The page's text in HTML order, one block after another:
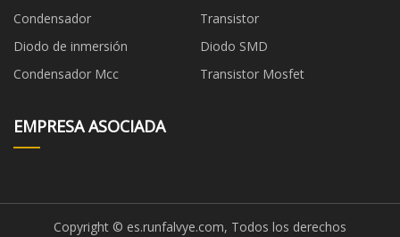
Condensador
Transistor
Diodo de inmersión
Diodo SMD
Condensador Mcc
Transistor Mosfet
EMPRESA ASOCIADA
Copyright © es.runfalvye.com, Todos los derechos